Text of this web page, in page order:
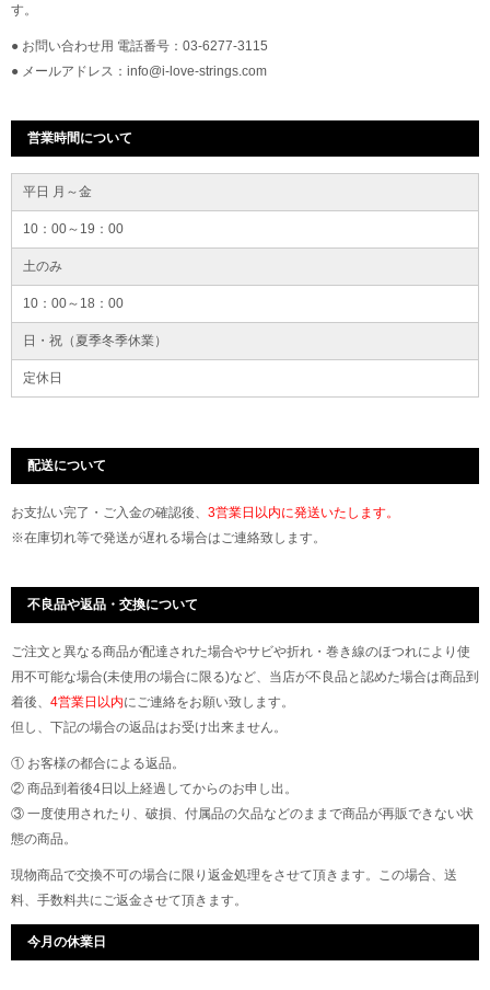
す。
● お問い合わせ用 電話番号：03-6277-3115
● メールアドレス：info@i-love-strings.com
営業時間について
平日 月～金
10：00～19：00
土のみ
10：00～18：00
日・祝（夏季冬季休業）
定休日
配送について
お支払い完了・ご入金の確認後、 3営業日以内に発送いたします。
※在庫切れ等で発送が遅れる場合はご連絡致します。
不良品や返品・交換について
ご注文と異なる商品が配達された場合やサビや折れ・巻き線のほつれにより使
用不可能な場合(未使用の場合に限る)など、当店が不良品と認めた場合は商品到
着後、 4営業日以内にご連絡をお願い致します。
但し、下記の場合の返品はお受け出来ません。
① お客様の都合による返品。
② 商品到着後4日以上経過してからのお申し出。
③ 一度使用されたり、破損、付属品の欠品などのままで商品が再販できない状
態の商品。
現物商品で交換不可の場合に限り返金処理をさせて頂きます。この場合、送
料、手数料共にご返金させて頂きます。
今月の休業日